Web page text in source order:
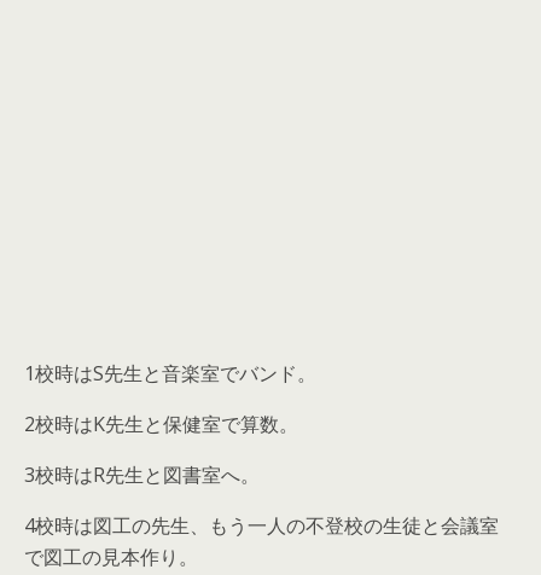
1校時はS先生と音楽室でバンド。
2校時はK先生と保健室で算数。
3校時はR先生と図書室へ。
4校時は図工の先生、もう一人の不登校の生徒と会議室
で図工の見本作り。